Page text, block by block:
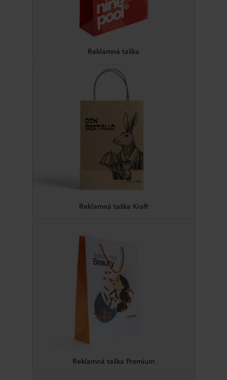
Reklamná taška
Reklamná taška Kraft
Reklamná taška Premium